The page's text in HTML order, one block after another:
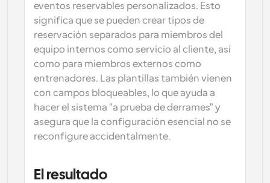
eventos reservables personalizados. Esto
significa que se pueden crear tipos de
reservación separados para miembros del
equipo internos como servicio al cliente, así
como para miembros externos como
entrenadores. Las plantillas también vienen
con campos bloqueables, lo que ayuda a
hacer el sistema "a prueba de derrames" y
asegura que la configuración esencial no se
reconfigure accidentalmente.
El resultado